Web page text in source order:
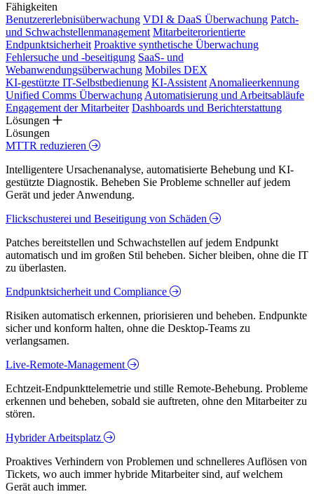
Fähigkeiten
Benutzererlebnisüberwachung VDI & DaaS Überwachung Patch-
und Schwachstellenmanagement Mitarbeiterorientierte
Endpunktsicherheit Proaktive synthetische Überwachung
Fehlersuche und -beseitigung SaaS- und
Webanwendungsüberwachung Mobiles DEX
KI-gestützte IT-Selbstbedienung KI-Assistent Anomalieerkennung
Unified Comms Überwachung Automatisierung und Arbeitsabläufe
Engagement der Mitarbeiter Dashboards und Berichterstattung
Lösungen
Lösungen
MTTR reduzieren
Intelligentere Ursachenanalyse, automatisierte Behebung und KI-
gestützte Diagnostik. Beheben Sie Probleme schneller auf jedem
Gerät und jeder Anwendung.
Flickschusterei und Beseitigung von Schäden
Patches bereitstellen und Schwachstellen auf jedem Endpunkt
automatisch und im großen Stil beheben. Sicher bleiben, ohne die IT
zu überlasten.
Endpunktsicherheit und Compliance
Risiken automatisch erkennen, priorisieren und beheben. Endpunkte
sicher und konform halten, ohne die Desktop-Teams zu
verlangsamen.
Live-Remote-Management
Echtzeit-Endpunkttelemetrie und stille Remote-Behebung. Probleme
erkennen und beheben, sobald sie auftreten, ohne den Mitarbeiter zu
stören.
Hybrider Arbeitsplatz
Proaktives Verhindern von Problemen und schnelleres Auflösen von
Tickets, wo auch immer hybride Mitarbeiter sind, auf welchem
Gerät auch immer.